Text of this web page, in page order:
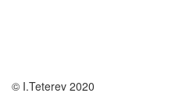
© I.Teterev 2020